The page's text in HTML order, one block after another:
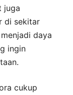
juga
di sekitar
daya
ingin
cukup